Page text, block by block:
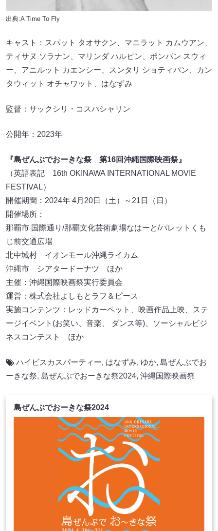
出典:A Time To Fly
キャスト：スパット タオサクン、マニラット カムウアン、
ティサヌ ソラナン、マリンダ ハルピン、ポンパン スウィ
ー、アニルット カエンシー、スンタリ ショティパン、カン
タウィット オチャワット、はなずみ
監督：サックシリ・コスパシャリン
公開年：2023年
『島ぜんぶでおーきな祭 第16回沖縄国際映画祭』
（英語表記 16th OKINAWA INTERNATIONAL MOVIE
FESTIVAL）
開催期間：2024年 4月20日（土）～21日（日）
開催場所：
那覇市 国際通り/那覇文化芸術劇場なはーと/パレットくも
じ前交通広場
北中城村 イオンモール沖縄ライカム
沖縄市 シアタードーナツ ほか
主催：沖縄国際映画祭実行委員会
運営：株式会社よしもとラフ＆ピース
実施コンテンツ：レッドカーペット、映画作品上映、ステ
ージイベント(お笑い、音楽、 ダンス等)、ソーシャルビジ
ネスコンテスト ほか
ハイビスカスパーティー, はなずみ, ゆか, 島ぜんぶでお
ーきな祭, 島ぜんぶでおーきな祭2024, 沖縄国際映画祭
島ぜんぶでおーきな祭2024